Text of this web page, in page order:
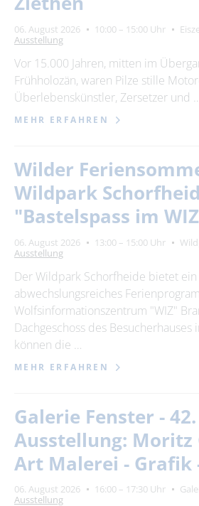
06. August 2026 10:00 – 15:00 Uhr
Ausstellung
Vor 15.000 Jahren, mitten im
Frühholozän, waren Pilze stille
Überlebenskünstler, Zersetzer und
MEHR ERFAHREN
Wilder
Wildpark
"Bastelspass im
06. August 2026 13:00 – 15:00 Uhr
Ausstellung
Der Wildpark Schorfheide bietet ein
abwechslungsreiches
Wolfsinformationszentrum "WIZ"
Dachgeschoss des Besucherhauses
können die …
MEHR ERFAHREN
Galerie Fenster - 42.
Ausstellung: Moritz
Art Malerei - Grafik
06. August 2026 16:00 – 17:30 Uhr
Ausstellung